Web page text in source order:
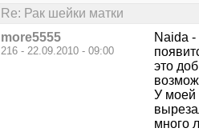
Re: Рак шейки матки
more5555
216 - 22.09.2010 - 09:00
Naida -
это
У моей
много